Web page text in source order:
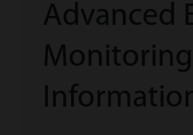
Advanced